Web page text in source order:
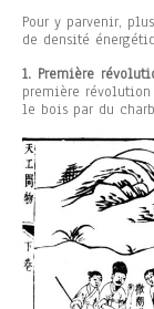
Pour y parvenir,
de densité
1. Première
première
le bois par du